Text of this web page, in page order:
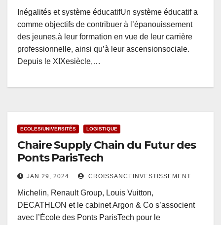
Inégalités et système éducatifUn système éducatif a
comme objectifs de contribuer à l’épanouissement
des jeunes,à leur formation en vue de leur carrière
professionnelle, ainsi qu’à leur ascensionsociale.
Depuis le XIXesiècle,…
ECOLES/UNIVERSITÉS LOGISTIQUE
Chaire Supply Chain du Futur des
Ponts ParisTech
JAN 29, 2024 CROISSANCEINVESTISSEMENT
Michelin, Renault Group, Louis Vuitton,
DECATHLON et le cabinet Argon & Co s’associent
avec l’École des Ponts ParisTech pour le